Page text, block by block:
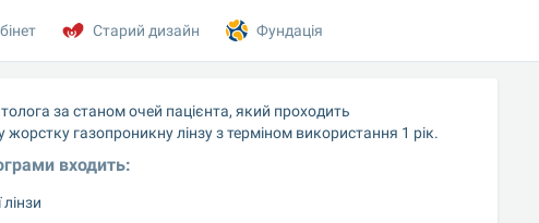
за станом очей пацієнта, який проходить
газопроникну лінзу з терміном використання 1 рік.
входить:
Старий дизайн Фундація